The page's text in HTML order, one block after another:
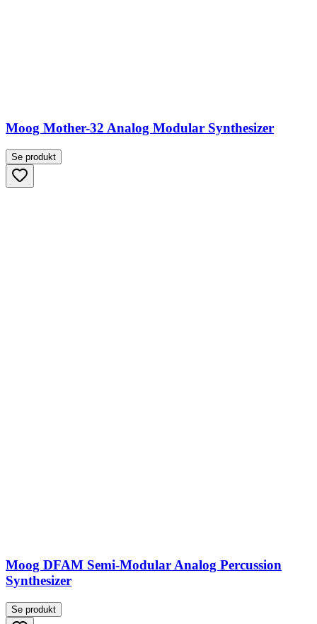
Moog Mother-32 Analog Modular Synthesizer
Se produkt
Moog DFAM Semi-Modular Analog Percussion
Synthesizer
Se produkt